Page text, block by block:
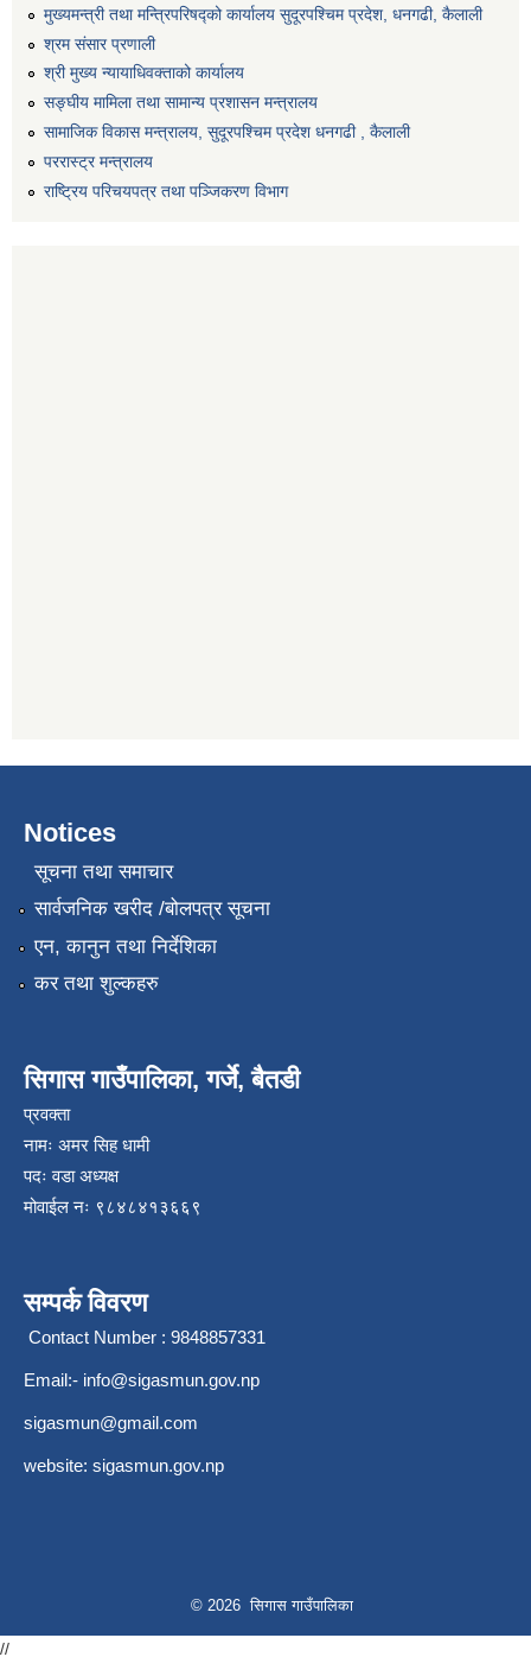
मुख्यमन्त्री तथा मन्त्रिपरिषद्को कार्यालय सुदूरपश्चिम प्रदेश, धनगढी, कैलाली
श्रम संसार प्रणाली
श्री मुख्य न्यायाधिवक्ताको कार्यालय
सङ्‍घीय मामिला तथा सामान्य प्रशासन मन्त्रालय
सामाजिक विकास मन्त्रालय, सुदूरपश्चिम प्रदेश धनगढी , कैलाली
पररास्ट्र मन्त्रालय
राष्ट्रिय परिचयपत्र तथा पञ्जिकरण विभाग
Notices
सूचना तथा समाचार
सार्वजनिक खरीद /बोलपत्र सूचना
एन, कानुन तथा निर्देशिका
कर तथा शुल्कहरु
सिगास गाउँपालिका, गर्जे, बैतडी
प्रवक्ता
नामः अमर सिह धामी
पदः वडा अध्यक्ष
मोवाईल न‌ः ९८४८४१३६६९
सम्पर्क विवरण
Contact Number : 9848857331
Email:- info@sigasmun.gov.np
sigasmun@gmail.com
website: sigasmun.gov.np
© 2026 सिगास गाउँपालिका
//